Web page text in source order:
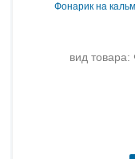
Фонарик на
вид